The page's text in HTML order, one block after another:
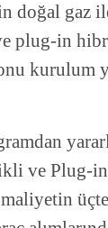
doğal gaz
plug-in
kurulum
ve Plug-
maliyetin